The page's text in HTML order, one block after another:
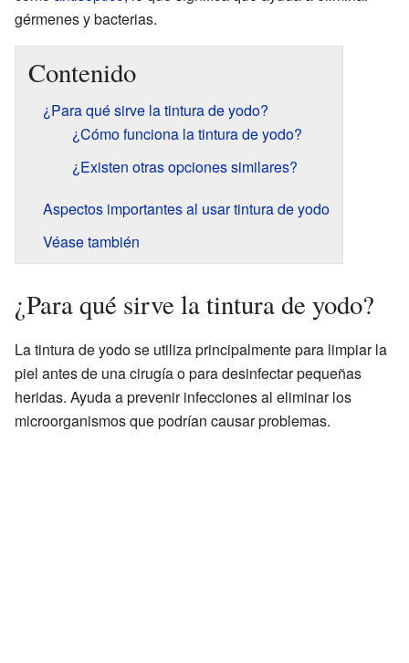
gérmenes y bacterias.
Contenido
¿Para qué sirve la tintura de yodo?
¿Cómo funciona la tintura de yodo?
¿Existen otras opciones similares?
Aspectos importantes al usar tintura de yodo
Véase también
¿Para qué sirve la tintura de yodo?
La tintura de yodo se utiliza principalmente para limpiar la
piel antes de una cirugía o para desinfectar pequeñas
heridas. Ayuda a prevenir infecciones al eliminar los
microorganismos que podrían causar problemas.